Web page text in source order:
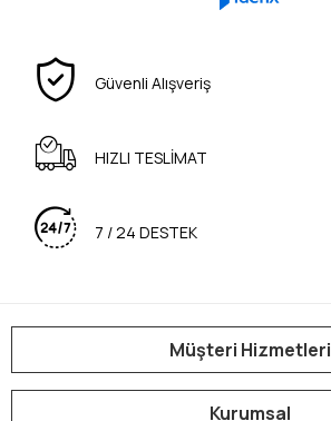
Güvenli Alışveriş
HIZLI TESLİMAT
7 / 24 DESTEK
Müşteri Hizmetleri
Kurumsal